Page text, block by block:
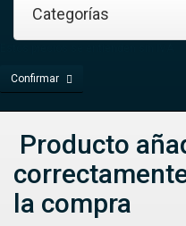
Categorías
Confirmar
Producto
la compra